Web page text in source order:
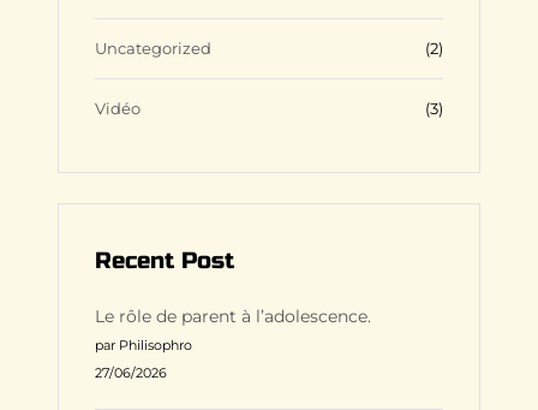
Uncategorized (2)
Vidéo (3)
Recent Post
Le rôle de parent à l’adolescence.
par Philisophro
27/06/2026